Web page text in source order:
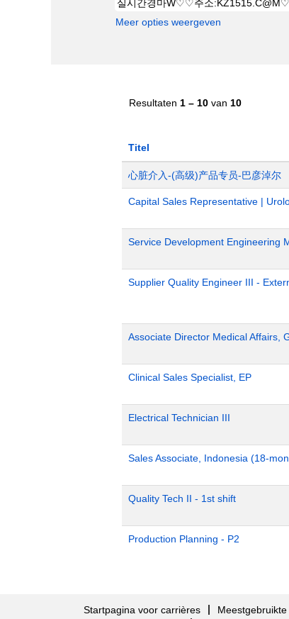
Meer opties weergeven
Resultaten 1 – 10 van 10
Titel
心脏介入-(高级)产品专员-巴彦淖尔
Capital Sales Representative |
Service Development Engineering
Supplier Quality Engineer III -
Associate Director Medical Affairs,
Clinical Sales Specialist, EP
Electrical Technician III
Sales Associate, Indonesia (18-
Quality Tech II - 1st shift
Production Planning - P2
Startpagina voor carrières